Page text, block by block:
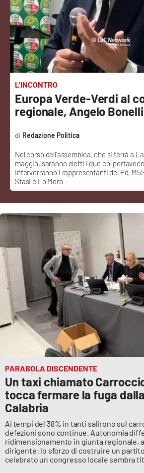
Sanità
Sport
Cultura
Podcast
Meteo
Editoriali
VIDEO
Ambiente
Cronaca
Cultura
Economia e Lavoro
Politica
Sanità
Società
Sport
RUBRICHE
Good Morning Vietnam
Parchi Marini Calabria
L’INCONTRO
Europa Verde-Verdi al
regionale, Angelo
Nel corso dell’assemblea, che si terrà a
maggio, saranno eletti i due co-portavoce
Interverranno i rappresentanti del Pd,
Stasi e Lo Moro
Redazione Politica
PARABOLA DISCENDENTE
Un taxi chiamato
tocca fermare la fuga
Calabria
Ai tempi del 38% in tanti salirono sul
defezioni sono continue. Autonomia
ridimensionamento in giunta regionale,
dirigente: lo sforzo di costruire un
celebrato un congresso locale sembra